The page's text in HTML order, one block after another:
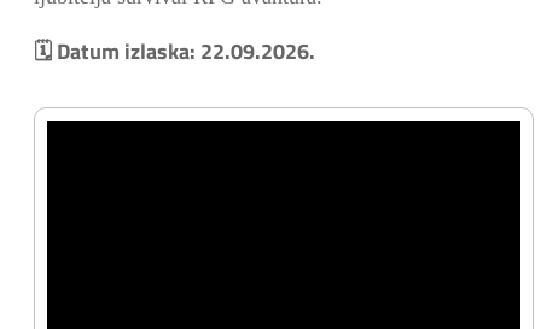
🗓️ Datum izlaska: 22.09.2026.